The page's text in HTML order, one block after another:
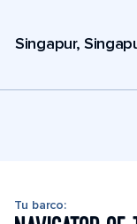
Singapur,
Tu barco: